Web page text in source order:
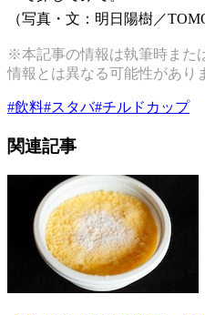
（写真・文：明日陽樹／
※本記事の情報は執筆時また
情報とは異なる可能性があり
#飲料#スタバ#チルドカップ
関連記事